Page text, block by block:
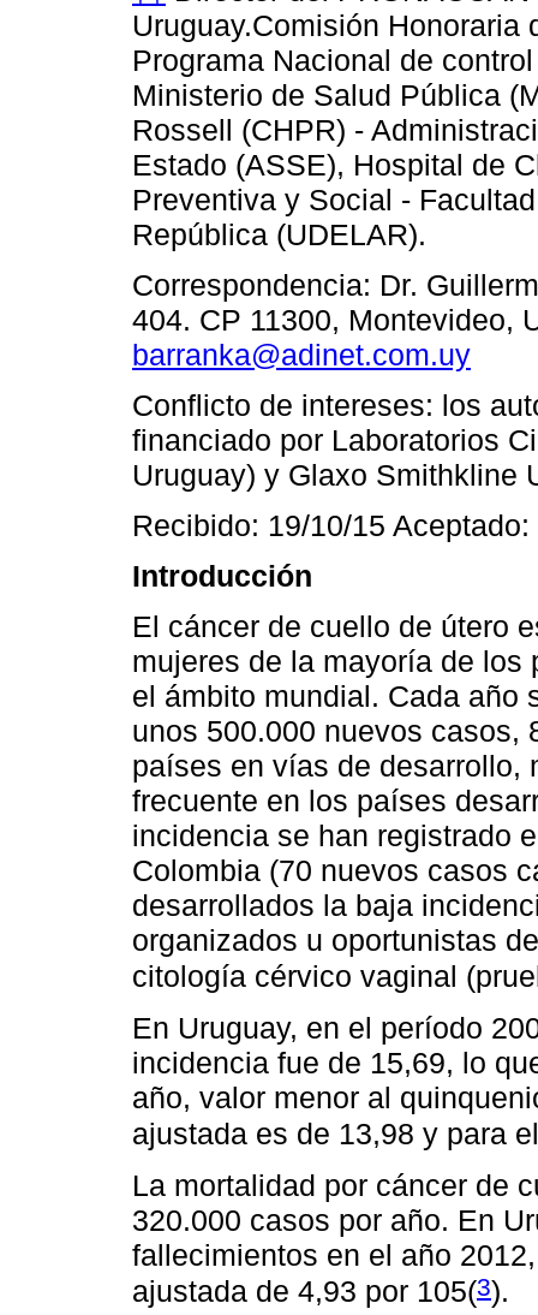
Uruguay.Comisión Honoraria
Programa Nacional de
Ministerio de Salud Pública
Rossell (CHPR) -
Estado (ASSE), Hospital de
Preventiva y Social -
República (UDELAR).
Correspondencia: Dr.
404. CP 11300, Montevideo,
barranka@adinet.com.uy
Conflicto de intereses: los
financiado por Laboratorios
Uruguay) y Glaxo Smithkline
Recibido: 19/10/15 Aceptado:
Introducción
El cáncer de cuello de útero
mujeres de la mayoría de
el ámbito mundial. Cada año
unos 500.000 nuevos casos,
países en vías de desarrollo,
frecuente en los países
incidencia se han registrado
Colombia (70 nuevos casos
desarrollados la baja
organizados u oportunistas
citología cérvico vaginal
En Uruguay, en el período
incidencia fue de 15,69, lo
año, valor menor al
ajustada es de 13,98 y para
La mortalidad por cáncer de
320.000 casos por año. En
fallecimientos en el año
ajustada de 4,93 por 105(3).